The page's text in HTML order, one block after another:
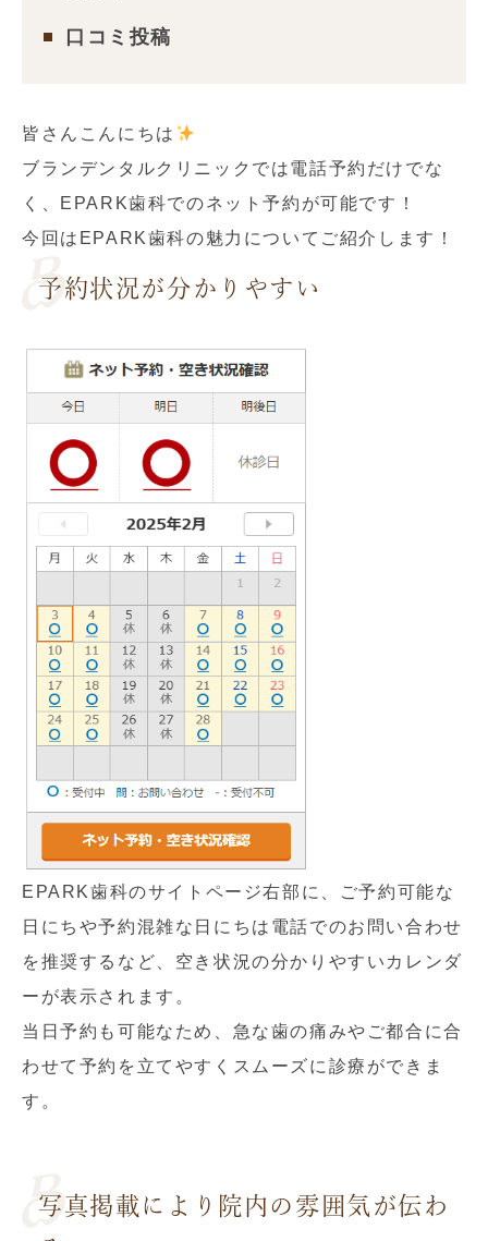
口コミ投稿
皆さんこんにちは
ブランデンタルクリニックでは電話予約だけでな
く、EPARK歯科でのネット予約が可能です！
今回はEPARK歯科の魅力についてご紹介します！
予約状況が分かりやすい
EPARK歯科のサイトページ右部に、ご予約可能な
日にちや予約混雑な日にちは電話でのお問い合わせ
を推奨するなど、空き状況の分かりやすいカレンダ
ーが表示されます。
当日予約も可能なため、急な歯の痛みやご都合に合
わせて予約を立てやすくスムーズに診療ができま
す。
写真掲載により院内の雰囲気が伝わ